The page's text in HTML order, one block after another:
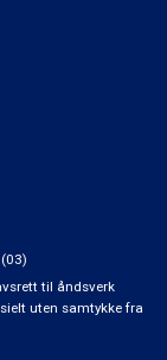
til åndsverk
uten samtykke fra